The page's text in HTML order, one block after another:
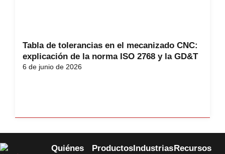
Tabla de tolerancias en el mecanizado CNC:
explicación de la norma ISO 2768 y la GD&T
6 de junio de 2026
Quiénes
ProductosIndustrias Recursos